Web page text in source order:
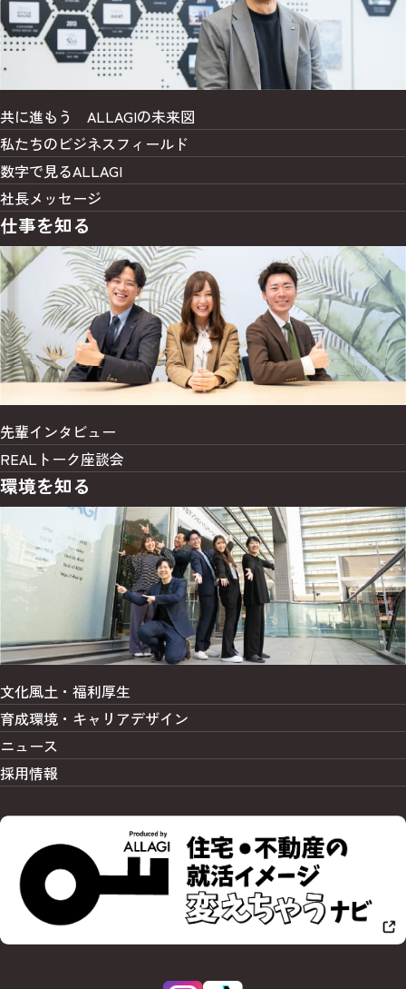
共に進もう ALLAGIの未来図
私たちのビジネスフィールド
数字で見るALLAGI
社長メッセージ
仕事を知る
先輩インタビュー
REALトーク座談会
環境を知る
文化風土・福利厚生
育成環境・ キャリアデザイン
ニュース
採用情報